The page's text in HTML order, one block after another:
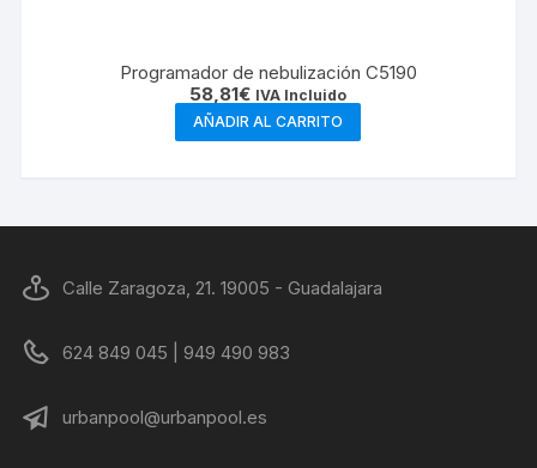
Programador de nebulización C5190
58,81€ IVA Incluido
AÑADIR AL CARRITO
Calle Zaragoza, 21. 19005 - Guadalajara
624 849 045 | 949 490 983
urbanpool@urbanpool.es